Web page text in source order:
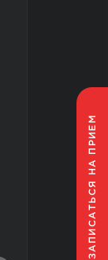
ЗАПИСАТЬСЯ
НА ПРИЕМ